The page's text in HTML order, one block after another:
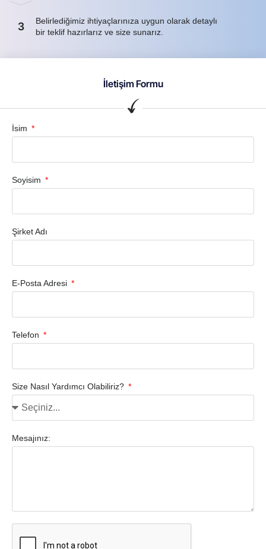
3
Belirlediğimiz ihtiyaçlarınıza uygun olarak detaylı
bir teklif hazırlarız ve size sunarız.
İletişim Formu
İsim
Soyisim
Şirket Adı
E-Posta Adresi
Telefon
Size Nasıl Yardımcı Olabiliriz?
Mesajınız: